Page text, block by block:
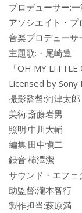
プロデューサー:
アソシエイト・プ
音楽プロデューサ
主題歌:・尾崎豊
「OH MY
Licensed by Sony
撮影監督:河津太郎
美術:斎藤岩男
照明:中川大輔
編集:田中愼二
録音:柿澤潔
サウンド・エフェ
助監督:瀧本智行
製作担当:萩原満